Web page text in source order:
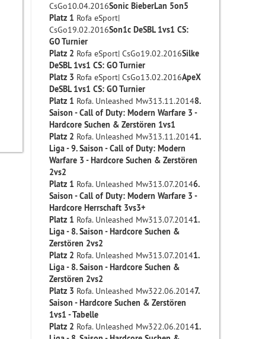
CsGo10.04.2016Sonic BieberLan 5on5
Platz 1 Rofa eSport|
CsGo19.02.2016Son1c DeSBL 1vs1 CS:
GO Turnier
Platz 2 Rofa eSport| CsGo19.02.2016Silke
DeSBL 1vs1 CS: GO Turnier
Platz 3 Rofa eSport| CsGo13.02.2016ApeX
DeSBL 1vs1 CS: GO Turnier
Platz 1 Rofa. Unleashed Mw313.11.20148.
Saison - Call of Duty: Modern Warfare 3 -
Hardcore Suchen & Zerstören 1vs1
Platz 2 Rofa. Unleashed Mw313.11.20141.
Liga - 9. Saison - Call of Duty: Modern
Warfare 3 - Hardcore Suchen & Zerstören
2vs2
Platz 1 Rofa. Unleashed Mw313.07.20146.
Saison - Call of Duty: Modern Warfare 3 -
Hardcore Herrschaft 3vs3+
Platz 1 Rofa. Unleashed Mw313.07.20141.
Liga - 8. Saison - Hardcore Suchen &
Zerstören 2vs2
Platz 2 Rofa. Unleashed Mw313.07.20141.
Liga - 8. Saison - Hardcore Suchen &
Zerstören 2vs2
Platz 3 Rofa. Unleashed Mw322.06.20147.
Saison - Hardcore Suchen & Zerstören
1vs1 - Tabelle
Platz 2 Rofa. Unleashed Mw322.06.20141.